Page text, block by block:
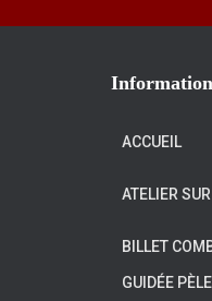
ACCUEIL
ATELIER
BILLET
GUIDÉE